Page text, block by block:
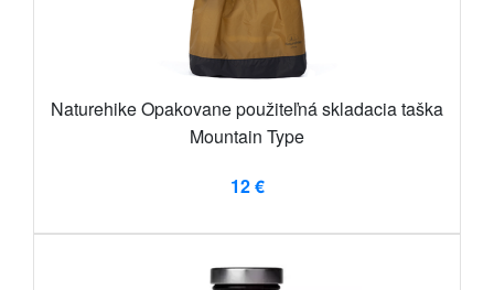
Naturehike Opakovane použiteľná skladacia taška
Mountain Type
12 €